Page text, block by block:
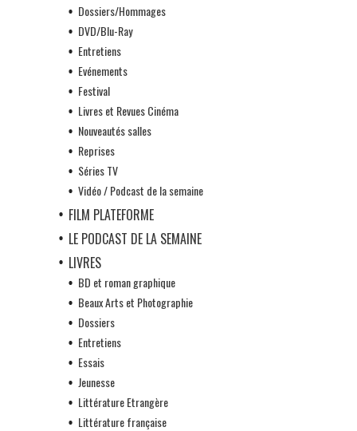
Dossiers/Hommages
DVD/Blu-Ray
Entretiens
Evénements
Festival
Livres et Revues Cinéma
Nouveautés salles
Reprises
Séries TV
Vidéo / Podcast de la semaine
FILM PLATEFORME
LE PODCAST DE LA SEMAINE
LIVRES
BD et roman graphique
Beaux Arts et Photographie
Dossiers
Entretiens
Essais
Jeunesse
Littérature Etrangère
Littérature française